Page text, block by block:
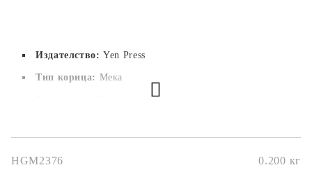
Издателство: Yen Press
Тип корица: Мека
Дата на издаване:
HGM2376 0.200 кг